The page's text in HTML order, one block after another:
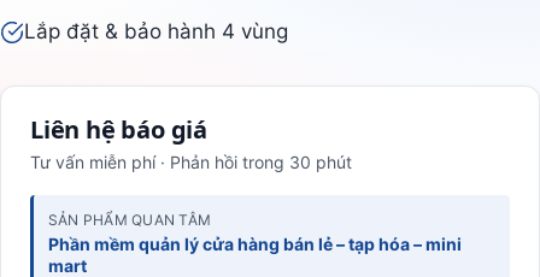
Lắp đặt & bảo hành 4 vùng
Liên hệ báo giá
Tư vấn miễn phí · Phản hồi trong 30 phút
SẢN PHẨM QUAN TÂM
Phần mềm quản lý cửa hàng bán lẻ – tạp hóa – mini
mart